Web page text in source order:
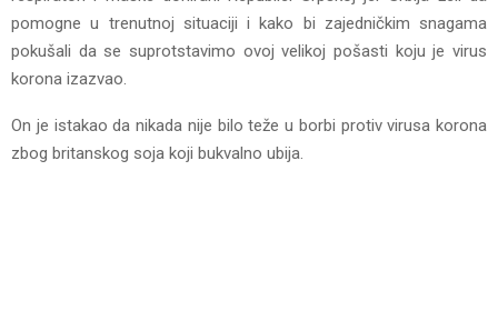
pomogne u trenutnoj situaciji i kako bi zajedničkim snagama
pokušali da se suprotstavimo ovoj velikoj pošasti koju je virus
korona izazvao.
On je istakao da nikada nije bilo teže u borbi protiv virusa korona
zbog britanskog soja koji bukvalno ubija.